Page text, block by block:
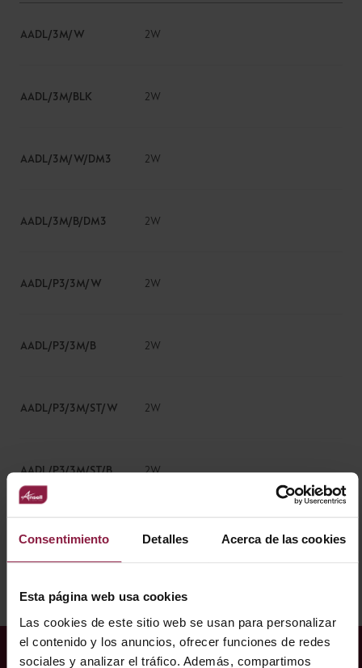
Consentimiento Detalles Acerca de las cookies
Esta página web usa cookies
Las cookies de este sitio web se usan para personalizar
el contenido y los anuncios, ofrecer funciones de redes
sociales y analizar el tráfico. Además, compartimos
AADL/3M/W 2W
AADL/3M/BLK 2W
AADL/3M/W/DM3 2W
AADL/3M/B/DM3 2W
AADL/P3/3M/W 2W
AADL/P3/3M/B 2W
AADL/P3/3M/ST/W 2W
AADL/P3/3M/ST/B 2W
Mostrando resultados 1-8 de 8